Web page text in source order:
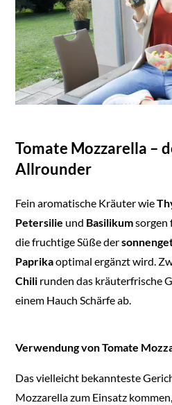
Tomate Mozzarella –
Allrounder
Fein aromatische Kräuter wie
Petersilie und Basilikumsorgen
die fruchtige Süße der
Paprikaoptimal ergänzt wird.
Chili runden das kräuterfrische
einem Hauch Schärfe ab.
Verwendung von Tomate
Das vielleicht bekannteste
Mozzarella zum Einsatz